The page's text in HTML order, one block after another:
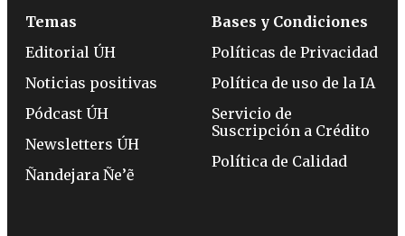
Temas
Editorial ÚH
Noticias positivas
Pódcast ÚH
Newsletters ÚH
Ñandejara Ñe’ẽ
Bases y Condiciones
Políticas de Privacidad
Política de uso de la IA
Servicio de
Suscripción a Crédito
Política de Calidad